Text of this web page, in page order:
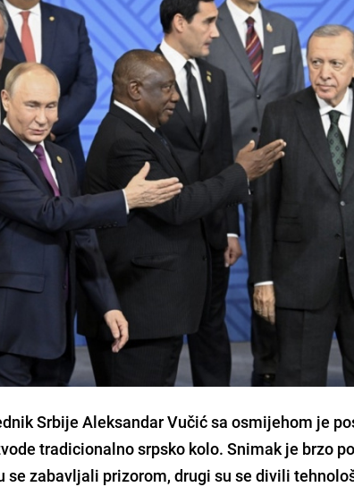
Srbije Aleksandar Vučić sa osmijehom je
tradicionalno srpsko kolo. Snimak je brzo
zabavljali prizorom, drugi su se divili